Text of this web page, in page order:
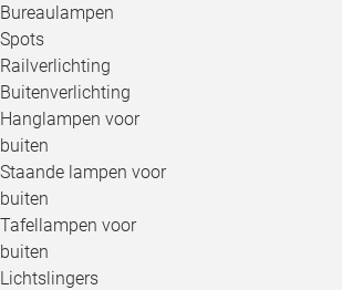
Bureaulampen
Spots
Railverlichting
Buitenverlichting
Hanglampen voor
buiten
Staande lampen voor
buiten
Tafellampen voor
buiten
Lichtslingers